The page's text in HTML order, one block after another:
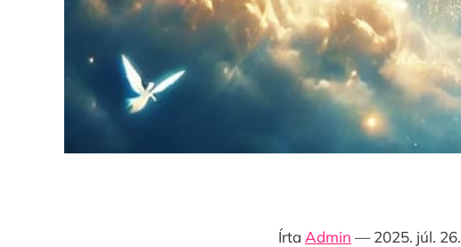
Írta Admin — 2025. júl. 26.